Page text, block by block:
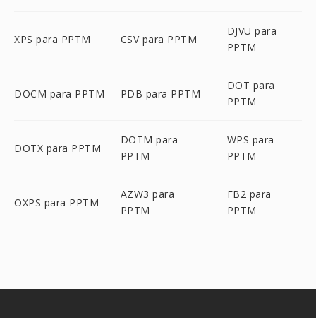
XPS para PPTM CSV para PPTM
DJVU para
PPTM
DOCM para PPTM PDB para PPTM
DOT para
PPTM
DOTX para PPTM
DOTM para
PPTM
WPS para
PPTM
OXPS para PPTM
AZW3 para
PPTM
FB2 para
PPTM